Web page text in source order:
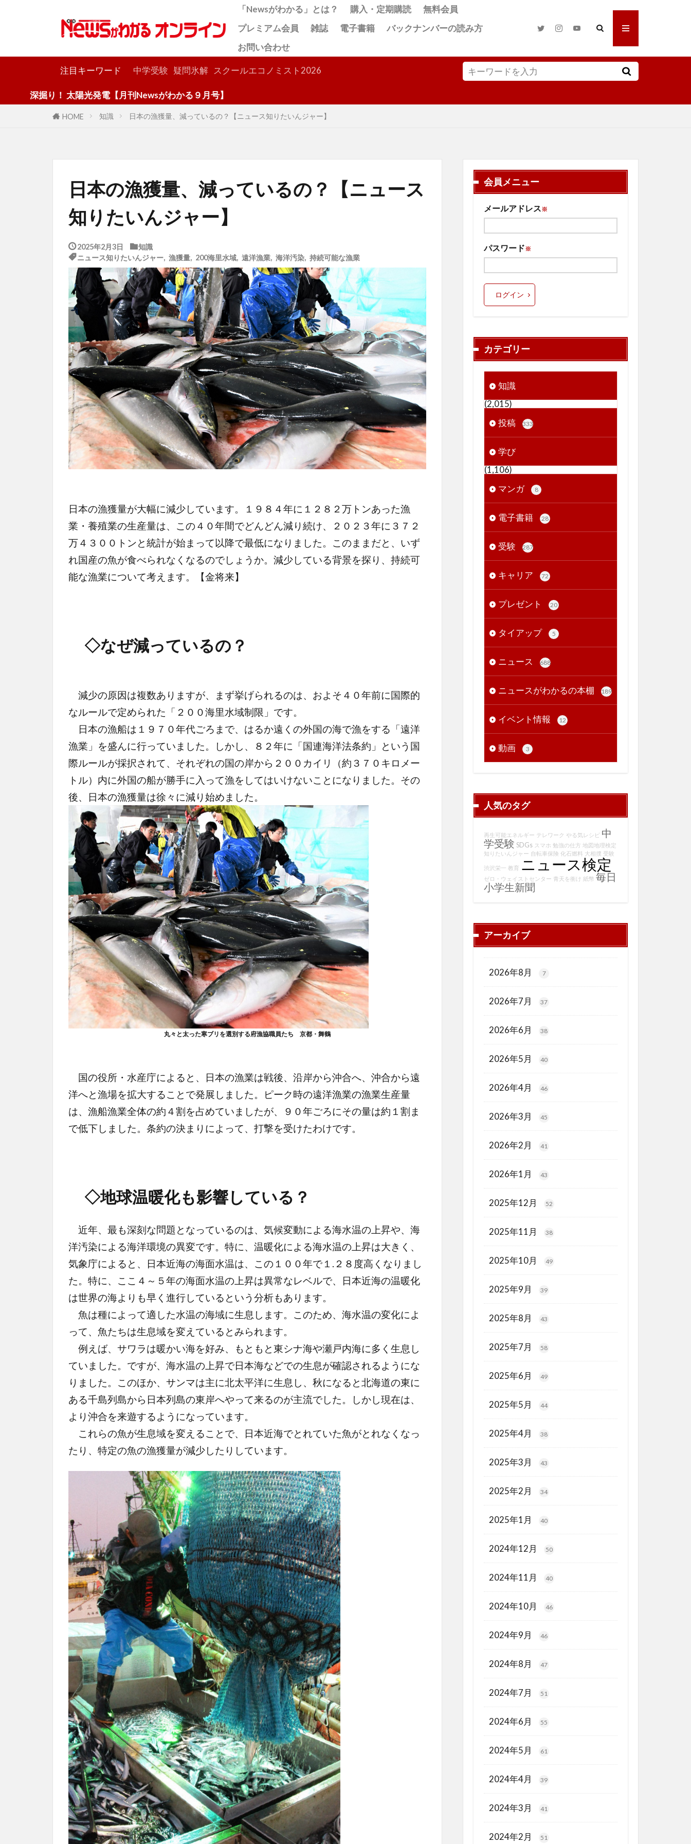
「Newsがわかる」とは？ 購入・定期購読
無料会員
プレミアム会員
雑誌 電子書籍
バックナンバーの読み方
お問い合わせ
注目キーワード 中学受験 疑問氷解 スクールエコノミスト2026
陽光発電【月刊Newsがわかる９月号】
HOME 知識 日本の漁獲量、減っているの？【ニュース知りたいんジャー】
日本の漁獲量、減っているの？【ニュース
知りたいんジャー】
2025年2月3日
知識
ニュース知りたいんジャー, 漁獲量, 200海里水域, 遠洋漁業, 海洋汚染, 持続可能な漁業
日本の漁獲量が大幅に減少しています。１９８４年に１２８２万トンあった漁
業・養殖業の生産量は、この４０年間でどんどん減り続け、２０２３年に３７２
万４３００トンと統計が始まって以降で最低になりました。このままだと、いず
れ国産の魚が食べられなくなるのでしょうか。減少している背景を探り、持続可
能な漁業について考えます。【金将来】
◇なぜ減っているの？
減少の原因は複数ありますが、まず挙げられるのは、およそ４０年前に国際的
なルールで定められた「２００海里水域制限」です。
日本の漁船は１９７０年代ごろまで、はるか遠くの外国の海で漁をする「遠洋
漁業」を盛んに行っていました。しかし、８２年に「国連海洋法条約」という国
際ルールが採択されて、それぞれの国の岸から２００カイリ（約３７０キロメー
トル）内に外国の船が勝手に入って漁をしてはいけないことになりました。その
後、日本の漁獲量は徐々に減り始めました。
丸々と太った寒ブリを選別する府漁協職員たち 京都・舞鶴
国の役所・水産庁によると、日本の漁業は戦後、沿岸から沖合へ、沖合から遠
洋へと漁場を拡大することで発展しました。ピーク時の遠洋漁業の漁業生産量
は、漁船漁業全体の約４割を占めていましたが、９０年ごろにその量は約１割ま
で低下しました。条約の決まりによって、打撃を受けたわけです。
◇地球温暖化も影響している？
近年、最も深刻な問題となっているのは、気候変動による海水温の上昇や、海
洋汚染による海洋環境の異変です。特に、温暖化による海水温の上昇は大きく、
気象庁によると、日本近海の海面水温は、この１００年で１.２８度高くなりまし
た。特に、ここ４～５年の海面水温の上昇は異常なレベルで、日本近海の温暖化
は世界の海よりも早く進行しているという分析もあります。
魚は種によって適した水温の海域に生息します。このため、海水温の変化によ
って、魚たちは生息域を変えているとみられます。
例えば、サワラは暖かい海を好み、もともと東シナ海や瀬戸内海に多く生息し
ていました。ですが、海水温の上昇で日本海などでの生息が確認されるようにな
りました。このほか、サンマは主に北太平洋に生息し、秋になると北海道の東に
ある千島列島から日本列島の東岸へやって来るのが主流でした。しかし現在は、
より沖合を来遊するようになっています。
これらの魚が生息域を変えることで、日本近海でとれていた魚がとれなくなっ
たり、特定の魚の漁獲量が減少したりしています。
会員メニュー
メールアドレス※
パスワード※
ログイン
カテゴリー
知識
(2,015)
投稿
333
学び
(1,106)
マンガ
8
電子書籍 28
受験 287
キャリア 72
プレゼント 20
タイアップ 5
ニュース 688
ニュースがわかるの本棚 189
イベント情報 12
動画 3
人気のタグ
再生可能エネルギー テレワーク やる気レシピ 中
学受験 SDGs スマホ 勉強の仕方 地図地理検定
知りたいんジャー 自転車保険 化石燃料 大相撲 受験
渋沢栄一 教育 ニュース検定
ゼロ・ウェイストセンター 青天を衝け 紙幣 毎日
小学生新聞
アーカイブ
2026年8月 7
2026年7月 37
2026年6月 38
2026年5月 40
2026年4月 46
2026年3月 45
2026年2月 41
2026年1月 43
2025年12月 52
2025年11月 38
2025年10月 49
2025年9月 39
2025年8月 43
2025年7月 58
2025年6月 49
2025年5月 44
2025年4月 38
2025年3月 43
2025年2月 34
2025年1月 40
2024年12月 50
2024年11月 40
2024年10月 46
2024年9月 46
2024年8月 47
2024年7月 51
2024年6月 55
2024年5月 61
2024年4月 39
2024年3月 41
2024年2月 51
検索